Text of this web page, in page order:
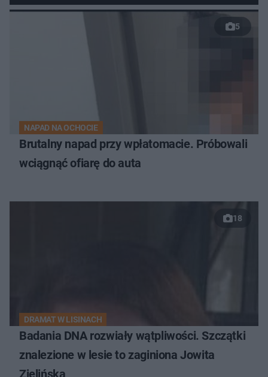
budynki
5
NAPAD NA OCHOCIE
Brutalny napad przy wpłatomacie. Próbowali
wciągnąć ofiarę do auta
18
DRAMAT W LISINACH
Badania DNA rozwiały wątpliwości. Szczątki
znalezione w lesie to zaginiona Jowita
Zielińska